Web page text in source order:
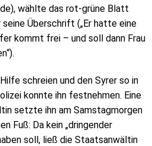
wählte das rot-grüne Blatt
Überschrift („Er hatte eine
kommt frei – und soll dann Frau
schreien und den Syrer so in
konnte ihn festnehmen. Eine
setzte ihn am Samstagmorgen
Fuß: Da kein „dringender
soll, ließ die Staatsanwältin